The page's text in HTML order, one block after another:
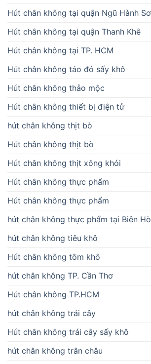
Hút chân không tại quận Ngũ Hành
Hút chân không tại quận Thanh Khê
Hút chân không tại TP. HCM
Hút chân không táo đỏ sấy khô
Hút chân không thảo mộc
Hút chân không thiết bị điện tử
hút chân không thịt bò
Hút chân không thịt bò
Hút chân không thịt xông khói
Hút chân không thực phẩm
Hút chân không thực phẩm
hút chân không thực phẩm tại Biên
hút chân không tiêu khô
Hút chân không tôm khô
hút chân không TP. Cần Thơ
Hút chân không TP.HCM
hút chân không trái cây
Hút chân không trái cây sấy khô
hút chân không trân châu